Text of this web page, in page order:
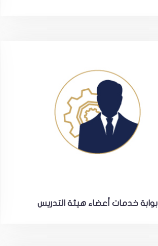
بوابة خدمات أعضاء هيئة التدريس